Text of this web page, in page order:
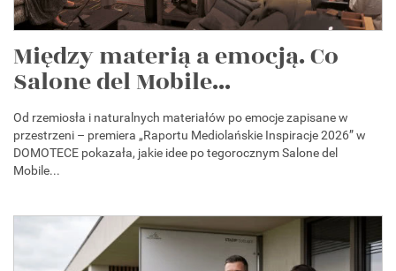
Między materią a emocją. Co
Salone del Mobile...
Od rzemiosła i naturalnych materiałów po emocje zapisane w
przestrzeni – premiera „Raportu Mediolańskie Inspiracje 2026” w
DOMOTECE pokazała, jakie idee po tegorocznym Salone del
Mobile...